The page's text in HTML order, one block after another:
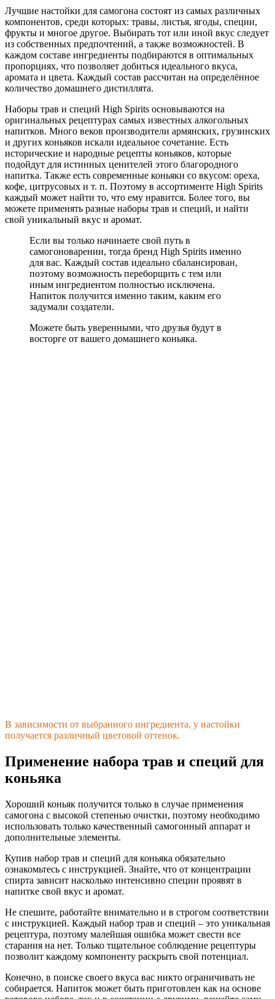
Лучшие настойки для самогона состоят из самых различных
компонентов, среди которых: травы, листья, ягоды, специи,
фрукты и многое другое. Выбирать тот или иной вкус следует
из собственных предпочтений, а также возможностей. В
каждом составе ингредиенты подбираются в оптимальных
пропорциях, что позволяет добиться идеального вкуса,
аромата и цвета. Каждый состав рассчитан на определённое
количество домашнего дистиллята.
Наборы трав и специй High Spirits основываются на
оригинальных рецептурах самых известных алкогольных
напитков. Много веков производители армянских, грузинских
и других коньяков искали идеальное сочетание. Есть
исторические и народные рецепты коньяков, которые
подойдут для истинных ценителей этого благородного
напитка. Также есть современные коньяки со вкусом: ореха,
кофе, цитрусовых и т. п. Поэтому в ассортименте High Spirits
каждый может найти то, что ему нравится. Более того, вы
можете применять разные наборы трав и специй, и найти
свой уникальный вкус и аромат.
Если вы только начинаете свой путь в
самогоноварении, тогда бренд High Spirits именно
для вас. Каждый состав идеально сбалансирован,
поэтому возможность переборщить с тем или
иным ингредиентом полностью исключена.
Напиток получится именно таким, каким его
задумали создатели.
Можете быть уверенными, что друзья будут в
восторге от вашего домашнего коньяка.
В зависимости от выбранного ингредиента, у настойки
получается различный цветовой оттенок.
Применение набора трав и специй для
коньяка
Хороший коньяк получится только в случае применения
самогона с высокой степенью очистки, поэтому необходимо
использовать только качественный самогонный аппарат и
дополнительные элементы.
Купив набор трав и специй для коньяка обязательно
ознакомьтесь с инструкцией. Знайте, что от концентрации
спирта зависит насколько интенсивно специи проявят в
напитке свой вкус и аромат.
Не спешите, работайте внимательно и в строгом соответствии
с инструкцией. Каждый набор трав и специй – это уникальная
рецептура, поэтому малейшая ошибка может свести все
старания на нет. Только тщательное соблюдение рецептуры
позволит каждому компоненту раскрыть свой потенциал.
Конечно, в поиске своего вкуса вас никто ограничивать не
собирается. Напиток может быть приготовлен как на основе